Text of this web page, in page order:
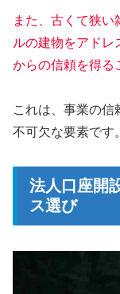
また、古くて狭
ルの建物をアドレ
からの信頼を得る
これは、事業の信
不可欠な要素です。
法人口座開
ス選び